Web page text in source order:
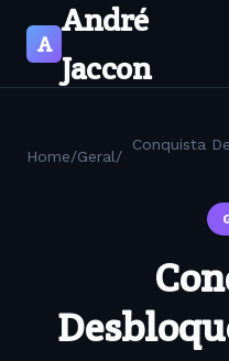
A
André
Jaccon
Home/Geral/
Conquista